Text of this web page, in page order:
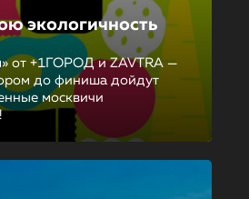
экологичность
от +1ГОРОД и ZAVTRA —
до финиша дойдут
москвичи